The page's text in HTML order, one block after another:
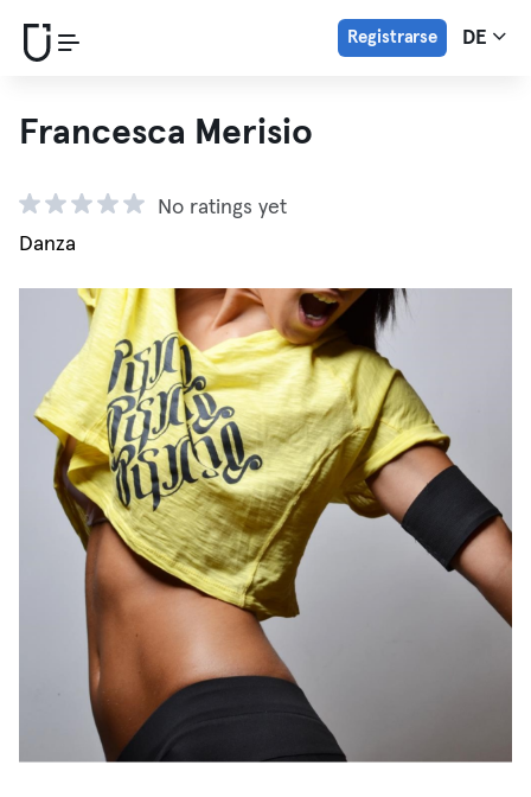
Registrarse DE
Francesca Merisio
No ratings yet
Danza